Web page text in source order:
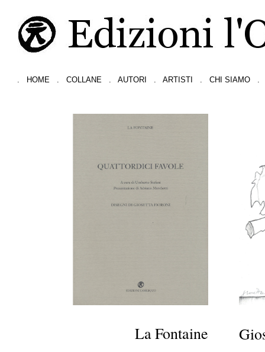
HOME COLLANE AUTORI ARTISTI CHI SIAMO
La Fontaine